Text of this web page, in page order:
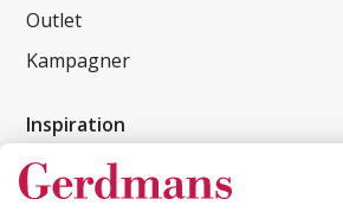
Outlet
Kampagner
Inspiration
Kundereferencer